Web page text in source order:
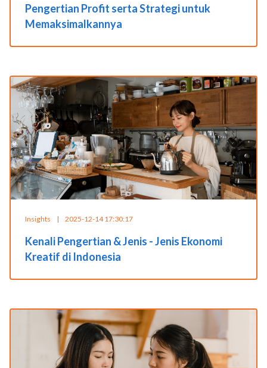
Pengertian Profit serta Strategi untuk
Memaksimalkannya
Insights | 2025-12-14 17:30:17
Kenali Pengertian & Jenis - Jenis Ekonomi
Kreatif di Indonesia